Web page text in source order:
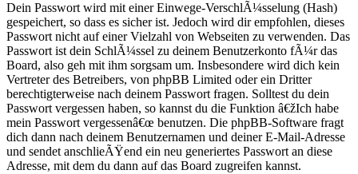
Dein Passwort wird mit einer Einwege-VerschlÃ¼sselung (Hash)
gespeichert, so dass es sicher ist. Jedoch wird dir empfohlen, dieses
Passwort nicht auf einer Vielzahl von Webseiten zu verwenden. Das
Passwort ist dein SchlÃ¼ssel zu deinem Benutzerkonto fÃ¼r das
Board, also geh mit ihm sorgsam um. Insbesondere wird dich kein
Vertreter des Betreibers, von phpBB Limited oder ein Dritter
berechtigterweise nach deinem Passwort fragen. Solltest du dein
Passwort vergessen haben, so kannst du die Funktion â€žIch habe
mein Passwort vergessenâ€œ benutzen. Die phpBB-Software fragt
dich dann nach deinem Benutzernamen und deiner E-Mail-Adresse
und sendet anschlieÃŸend ein neu generiertes Passwort an diese
Adresse, mit dem du dann auf das Board zugreifen kannst.